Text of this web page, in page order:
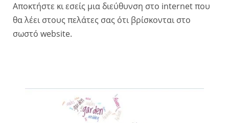
Αποκτήστε κι εσείς μια διεύθυνση στο internet που
θα λέει στους πελάτες σας ότι βρίσκονται στο
σωστό website.